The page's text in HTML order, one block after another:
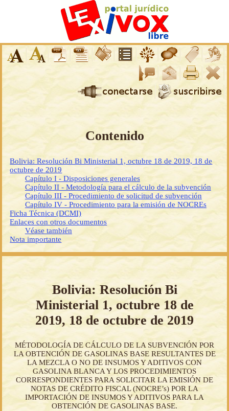
Contenido
Bolivia: Resolución Bi Ministerial 1, octubre 18 de 2019, 18 de
octubre de 2019
Capítulo I - Disposiciones generales
Capítulo II - Metodología para el cálculo de la subvención
Capítulo III - Procedimiento de solicitud de subvención
Capítulo IV - Procedimiento para la emisión de NOCREs
Ficha Técnica (DCMI)
Enlaces con otros documentos
Véase también
Nota importante
Bolivia: Resolución Bi
Ministerial 1, octubre 18 de
2019, 18 de octubre de 2019
MÉTODOLOGÍA DE CÁLCULO DE LA SUBVENCIÓN POR
LA OBTENCIÓN DE GASOLINAS BASE RESULTANTES DE
LA MEZCLA O NO DE INSUMOS Y ADITIVOS CON
GASOLINA BLANCA Y LOS PROCEDIMIENTOS
CORRESPONDIENTES PARA SOLICITAR LA EMISIÓN DE
NOTAS DE CRÉDITO FISCAL (NOCRE’s) POR LA
IMPORTACIÓN DE INSUMOS Y ADITIVOS PARA LA
OBTENCIÓN DE GASOLINAS BASE.